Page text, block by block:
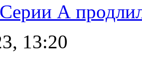
А
13:20